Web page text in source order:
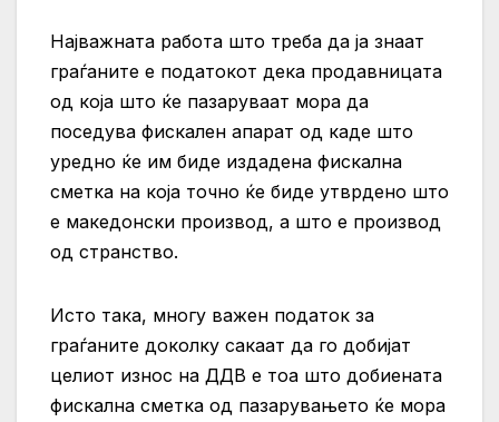
Најважната работа што треба да ја знаат
граѓаните е податокот дека продавницата
од која што ќе пазаруваат мора да
поседува фискален апарат од каде што
уредно ќе им биде издадена фискална
сметка на која точно ќе биде утврдено што
е македонски производ, а што е производ
од странство.
Исто така, многу важен податок за
граѓаните доколку сакаат да го добијат
целиот износ на ДДВ е тоа што добиената
фискална сметка од пазарувањето ќе мора